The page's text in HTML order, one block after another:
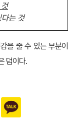
는 것
을 줄 수 있는 부분이
덤이다.